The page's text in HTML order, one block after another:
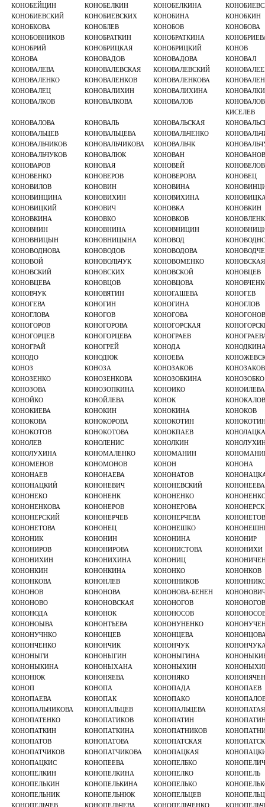
КОНОБЕЙЦИН
КОНОБЕЛКИН КОНОБЕЛКИНА
КОНОБИЕВСКИЙ
КОНОБИЕВСКИХ КОНОБИНА
КОНОБКИН
КОНОБКОВА
КОНОБЛЕВ КОНОБОВ
КОНОБОВА
КОНОБОВНИКОВ
КОНОБРАТКИН КОНОБРАТКИНА
КОНОБРИЙ
КОНОБРИЦКАЯ КОНОБРИЦКИЙ
КОНОВ
КОНОВА
КОНОВАДОВ КОНОВАДОВА
КОНОВАЛ
КОНОВАЛЕВА
КОНОВАЛЕВСКАЯ КОНОВАЛЕВСКИЙ
КОНОВАЛЕНКО
КОНОВАЛЕНКОВ КОНОВАЛЕНКОВА
КОНОВАЛЕЦ
КОНОВАЛИХИН КОНОВАЛИХИНА
КОНОВАЛКОВ
КОНОВАЛКОВА КОНОВАЛОВ
КИСЕЛЕВ
КОНОВАЛОВА
КОНОВАЛЬ КОНОВАЛЬСКАЯ
КОНОВАЛЬЦЕВ
КОНОВАЛЬЦЕВА КОНОВАЛЬЧЕНКО
КОНОВАЛЬЧИКОВ
КОНОВАЛЬЧИКОВА КОНОВАЛЬЧК
КОНОВАЛЬЧУКОВ
КОНОВАЛЮК КОНОВАН
КОНОВАРОВ
КОНОВАЯ КОНОВЕЙ
КОНОВЕЛОВ
КОНОВЕНКО
КОНОВЕРОВ КОНОВЕРОВА
КОНОВЕЦ
КОНОВИЛОВ
КОНОВИН КОНОВИНА
КОНОВИНЦИНА
КОНОВИХИН КОНОВИХИНА
КОНОВИЦКИЙ
КОНОВИЧ КОНОВКА
КОНОВКИН
КОНОВКИНА
КОНОВКО КОНОВКОВ
КОНОВНИН
КОНОВНИНА КОНОВНИЦИН
КОНОВНИЦЫН
КОНОВНИЦЫНА КОНОВОД
КОНОВОДНОВА
КОНОВОДОВ КОНОВОДОВА
КОНОВОЙ
КОНОВОЛЬЧУК КОНОВОМЕНКО
КОНОВСКАЯ
КОНОВСКИЙ
КОНОВСКИХ КОНОВСКОЙ
КОНОВЦЕВ
КОНОВЦЕВА
КОНОВЦОВ КОНОВЦОВА
КОНОВЧУК
КОНОВЯТИН КОНОГАШЕВА
КОНОГЕВ
КОНОГЕВА
КОНОГИН КОНОГИНА
КОНОГЛОВ
КОНОГЛОВА
КОНОГОВ КОНОГОВА
КОНОГОНОВ
КОНОГОРОВ
КОНОГОРОВА КОНОГОРСКАЯ
КОНОГОРЦЕВ
КОНОГОРЦЕВА КОНОГРАЕВ
КОНОГРАЙ
КОНОГРЕЙ КОНОДА
КОНОДО
КОНОДЮК КОНОЕВА
КОНОЗ
КОНОЗА КОНОЗАКОВ
КОНОЗЕНКО
КОНОЗЕНКОВА КОНОЗОБКИНА
КОНОЗОБКО
КОНОЗОВА
КОНОЗОПКИНА КОНОИКО
КОНОИЛЕВА
КОНОЙКО
КОНОЙЛЕВА КОНОК
КОНОКИЕВА
КОНОКИН КОНОКИНА
КОНОКОВ
КОНОКОВА
КОНОКОРОВА КОНОКОТИН
КОНОКОТОВ
КОНОКОТОВА КОНОКПАЕВ
КОНОЛЕВ
КОНОЛЕНИС КОНОЛКИН
КОНОЛУХИНА
КОНОМАЛЕНКО КОНОМАНИН
КОНОМЕНОВ
КОНОМОНОВ КОНОН
КОНОНА
КОНОНАЕВ
КОНОНАЕВА КОНОНАТОВ
КОНОНАЦКИЙ
КОНОНЕВИЧ КОНОНЕВСКИЙ
КОНОНЕЕВА
КОНОНЕКО
КОНОНЕНК КОНОНЕНКО
КОНОНЕНКОВА
КОНОНЕРОВ КОНОНЕРОВА
КОНОНЕРСКИЙ
КОНОНЕРЧЕВ КОНОНЕРЧЕВА
КОНОНЕТОВ
КОНОНЕТОВА
КОНОНЕЦ КОНОНЕШКО
КОНОНИК
КОНОНИН КОНОНИНА
КОНОНИР
КОНОНИРОВ
КОНОНИРОВА КОНОНИСТОВА
КОНОНИХИ
КОНОНИХИН
КОНОНИХИНА КОНОНИЦ
КОНОНКИН
КОНОНКИНА КОНОНКО
КОНОНКОВ
КОНОНКОВА
КОНОНЛЕВ КОНОННИКОВ
КОНОНОВ
КОНОНОВА КОНОНОВА-БЕНЕН
КОНОНОВО
КОНОНОВСКАЯ КОНОНОГОВ
КОНОНОДА
КОНОНОК КОНОНОСОВ
КОНОНОЫВА
КОНОНТЬЕВА КОНОНУНЕНКО
КОНОНУЧНКО
КОНОНЦЕВ КОНОНЦЕВА
КОНОНЧЕНКО
КОНОНЧИК КОНОНЧУК
КОНОНЫГИ
КОНОНЫГИН КОНОНЫГИНА
КОНОНЫКИНА
КОНОНЫХАНА КОНОНЫХИН
КОНОНЮК
КОНОНЯЕВА КОНОНЯКО
КОНОП
КОНОПА КОНОПАДА
КОНОПАЕВ
КОНОПАЕВА
КОНОПАК КОНОПАКО
КОНОПАЛЬНИКОВА
КОНОПАЛЬЦЕВ КОНОПАЛЬЦЕВА
КОНОПАТАЯ
КОНОПАТЕНКО
КОНОПАТИКОВ КОНОПАТИН
КОНОПАТКИН
КОНОПАТКИНА КОНОПАТНИКОВ
КОНОПАТОВ
КОНОПАТОВА КОНОПАТСКАЯ
КОНОПАТЧИКОВ
КОНОПАТЧИКОВА КОНОПАЦКАЯ
КОНОПАЦКИС
КОНОПЕЕВА КОНОПЕЛБКО
КОНОПЕЛКИН
КОНОПЕЛКИНА КОНОПЕЛКО
КОНОПЕЛЬ
КОНОПЕЛЬКИН
КОНОПЕЛЬКИНА КОНОПЕЛЬКО
КОНОПЕЛЬНИК
КОНОПЕЛЬНЮК КОНОПЕЛЬЦЕВ
КОНОПЕЛЬЧЕВ
КОНОПЕЛЬЧЕВА КОНОПЕЛЬЧЕНКО